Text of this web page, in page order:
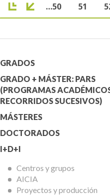
Paginación
Page
…50 Page
51
Menú
Oferta
Académica
GRADOS
GRADO + MÁSTER: PARS
(PROGRAMAS
RECORRIDOS SUCESIVOS)
MÁSTERES
DOCTORADOS
I+D+I
Centros y grupos
AICIA
Proyectos y producción